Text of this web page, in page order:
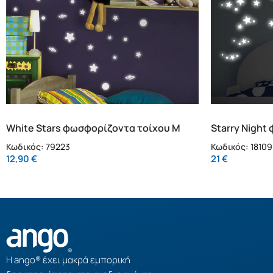
White Stars φωσφορίζοντα τοίχου M
(79223)
Κωδικός: 79223
12,90€
Starry Night
(18109)
Κωδικός: 18109
21€
Η ango® έχει μακρά εμπορική